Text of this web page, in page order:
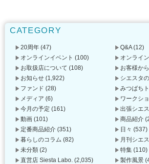
CATEGORY
20周年 (47) Q&A(12)
オンラインイベント (100) オンライ
お取扱店について (108) お客様か
お知らせ (1,922) シエスタ
ファンド (28) みつばち
メディア (6) ワークシ
今月の予定 (161) 出張シエ
動画 (101) 商品紹介
定番商品紹介 (351) 日々 (537)
暮らしのコラム (82) 月刊シエ
未分類 (2) 特集 (110)
直営店 Siesta Labo. (2,035) 製作風景